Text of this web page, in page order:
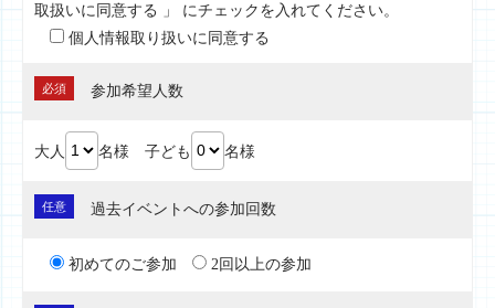
取扱いに同意する 」 にチェックを入れてください。
個人情報取り扱いに同意する
必須 参加希望人数
大人 名様 子ども 名様
任意 過去イベントへの参加回数
初めてのご参加 2回以上の参加